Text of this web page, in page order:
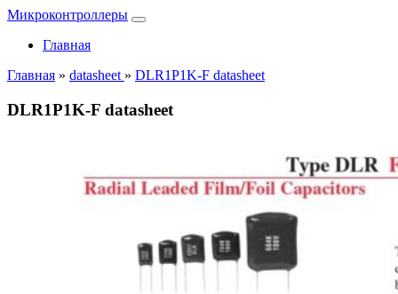
Микроконтроллеры
Главная
Главная » datasheet » DLR1P1K-F datasheet
DLR1P1K-F datasheet